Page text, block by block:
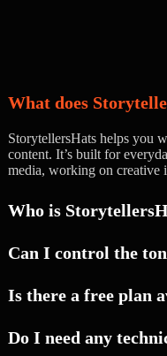
What does
StorytellersHats helps you
content. It’s built for
media, working on creative
Who is
Can I control the
Yes. You can guide the
voice — whether you want
Is there a free plan
Do I need any